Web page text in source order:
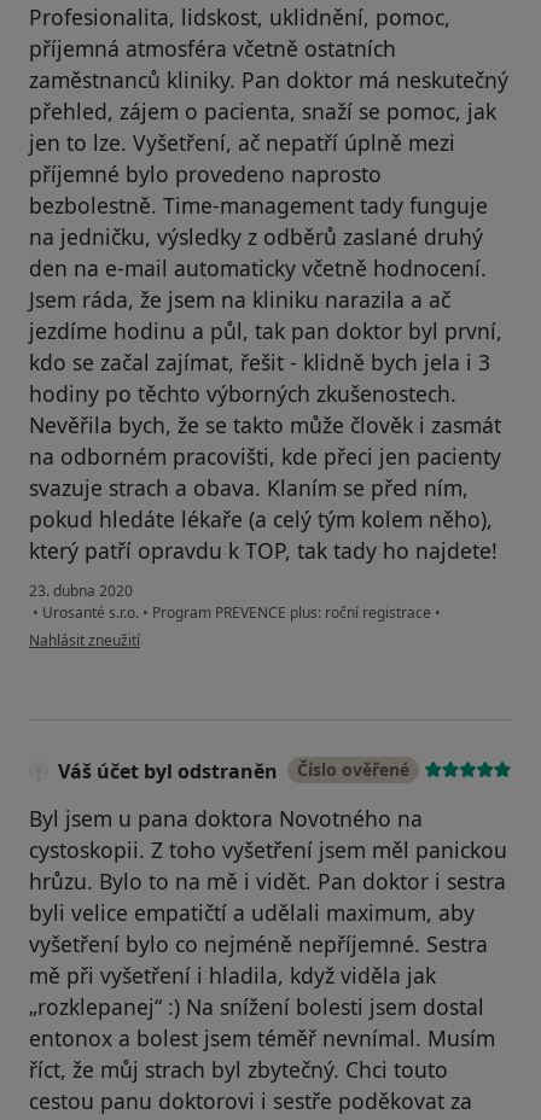
Profesionalita, lidskost, uklidnění, pomoc,
příjemná atmosféra včetně ostatních
zaměstnanců kliniky. Pan doktor má neskutečný
přehled, zájem o pacienta, snaží se pomoc, jak
jen to lze. Vyšetření, ač nepatří úplně mezi
příjemné bylo provedeno naprosto
bezbolestně. Time-management tady funguje
na jedničku, výsledky z odběrů zaslané druhý
den na e-mail automaticky včetně hodnocení.
Jsem ráda, že jsem na kliniku narazila a ač
jezdíme hodinu a půl, tak pan doktor byl první,
kdo se začal zajímat, řešit - klidně bych jela i 3
hodiny po těchto výborných zkušenostech.
Nevěřila bych, že se takto může člověk i zasmát
na odborném pracovišti, kde přeci jen pacienty
svazuje strach a obava. Klaním se před ním,
pokud hledáte lékaře (a celý tým kolem něho),
který patří opravdu k TOP, tak tady ho najdete!
23. dubna 2020
• Urosanté s.r.o. • Program PREVENCE plus: roční registrace •
podle názoru uživatele Váš účet byl odstraněn
Nahlásit zneužití
Váš účet byl odstraněn Číslo ověřené
Byl jsem u pana doktora Novotného na
cystoskopii. Z toho vyšetření jsem měl panickou
hrůzu. Bylo to na mě i vidět. Pan doktor i sestra
byli velice empatičtí a udělali maximum, aby
vyšetření bylo co nejméně nepříjemné. Sestra
mě při vyšetření i hladila, když viděla jak
„rozklepanej“ :) Na snížení bolesti jsem dostal
entonox a bolest jsem téměř nevnímal. Musím
říct, že můj strach byl zbytečný. Chci touto
cestou panu doktorovi i sestře poděkovat za